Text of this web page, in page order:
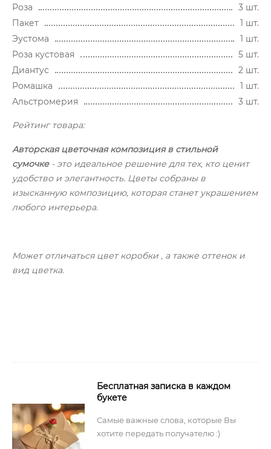
Роза
3 шт.
Пакет
1 шт.
Эустома
1 шт.
Роза кустовая
5 шт.
Диантус
2 шт.
Ромашка
1 шт.
Альстромерия
3 шт.
Рейтинг товара:
Авторская цветочная композиция в стильной
сумочке- это идеальное решение для тех, кто ценит
удобство и элегантность. Цветы собраны в
изысканную композицию, которая станет украшением
любого интерьера.
Может отличаться цвет коробки , а также оттенок и
вид цветка.
Бесплатная записка в каждом
букете
Самые важные слова, которые Вы
хотите передать получателю :)